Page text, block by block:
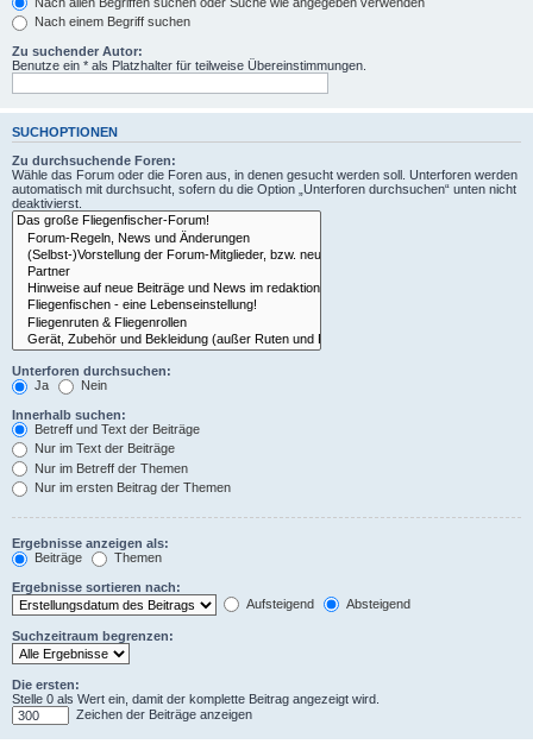
Nach einem Begriff suchen
Zu suchender Autor:
Benutze ein * als Platzhalter für teilweise Übereinstimmungen.
SUCHOPTIONEN
Zu durchsuchende Foren:
Wähle das Forum oder die Foren aus, in denen gesucht werden soll. Unterforen werden
automatisch mit durchsucht, sofern du die Option „Unterforen durchsuchen“ unten nicht
deaktivierst.
Unterforen durchsuchen:
Ja
Nein
Innerhalb suchen:
Betreff und Text der Beiträge
Nur im Text der Beiträge
Nur im Betreff der Themen
Nur im ersten Beitrag der Themen
Ergebnisse anzeigen als:
Beiträge
Themen
Ergebnisse sortieren nach:
Aufsteigend
Absteigend
Suchzeitraum begrenzen:
Die ersten:
Stelle 0 als Wert ein, damit der komplette Beitrag angezeigt wird.
Zeichen der Beiträge anzeigen